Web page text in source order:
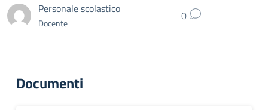
Personale scolastico
Docente 0
Documenti